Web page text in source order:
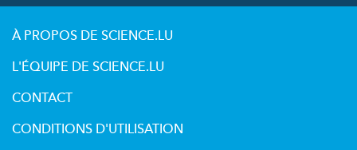
À PROPOS DE SCIENCE.LU
L'ÉQUIPE DE SCIENCE.LU
CONTACT
CONDITIONS D'UTILISATION